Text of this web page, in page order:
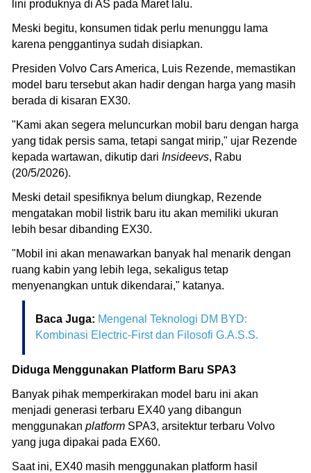
lini produknya di AS pada Maret lalu.
Meski begitu, konsumen tidak perlu menunggu lama
karena penggantinya sudah disiapkan.
Presiden Volvo Cars America, Luis Rezende, memastikan
model baru tersebut akan hadir dengan harga yang masih
berada di kisaran EX30.
"Kami akan segera meluncurkan mobil baru dengan harga
yang tidak persis sama, tetapi sangat mirip," ujar Rezende
kepada wartawan, dikutip dari Insideevs, Rabu
(20/5/2026).
Meski detail spesifiknya belum diungkap, Rezende
mengatakan mobil listrik baru itu akan memiliki ukuran
lebih besar dibanding EX30.
"Mobil ini akan menawarkan banyak hal menarik dengan
ruang kabin yang lebih lega, sekaligus tetap
menyenangkan untuk dikendarai," katanya.
Baca Juga: Mengenal Teknologi DM BYD:
Kombinasi Electric-First dan Filosofi G.A.S.S.
Diduga Menggunakan Platform Baru SPA3
Banyak pihak memperkirakan model baru ini akan
menjadi generasi terbaru EX40 yang dibangun
menggunakan platform SPA3, arsitektur terbaru Volvo
yang juga dipakai pada EX60.
Saat ini, EX40 masih menggunakan platform hasil